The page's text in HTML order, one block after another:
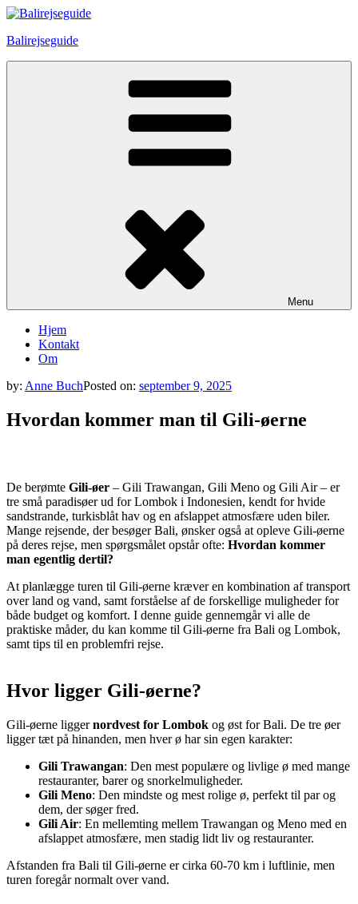
Skip
content
Balirejseguide
Menu
Hjem
Kontakt
Om
by: Anne BuchPosted on: september 9, 2025
Hvordan kommer man til Gili-øerne
De berømte Gili-øer – Gili Trawangan, Gili Meno og Gili Air – er
tre små paradisøer ud for Lombok i Indonesien, kendt for hvide
sandstrande, turkisblåt hav og en afslappet atmosfære uden biler.
Mange rejsende, der besøger Bali, ønsker også at opleve Gili-øerne
på deres rejse, men spørgsmålet opstår ofte: Hvordan kommer
man egentlig dertil?
At planlægge turen til Gili-øerne kræver en kombination af transport
over land og vand, samt forståelse af de forskellige muligheder for
både budget og komfort. I denne guide gennemgår vi alle de
praktiske måder, du kan komme til Gili-øerne fra Bali og Lombok,
samt tips til en problemfri rejse.
Hvor ligger Gili-øerne?
Gili-øerne liggernordvest for Lombok og øst for Bali. De tre øer
ligger tæt på hinanden, men hver ø har sin egen karakter:
Gili Trawangan: Den mest populære og livlige ø med mange
restauranter, barer og snorkelmuligheder.
Gili Meno: Den mindste og mest rolige ø, perfekt til par og
dem, der søger fred.
Gili Air: En mellemting mellem Trawangan og Meno med en
afslappet atmosfære, men stadig lidt liv og restauranter.
Afstanden fra Bali til Gili-øerne er cirka 60-70 km i luftlinie, men
turen foregår normalt over vand.